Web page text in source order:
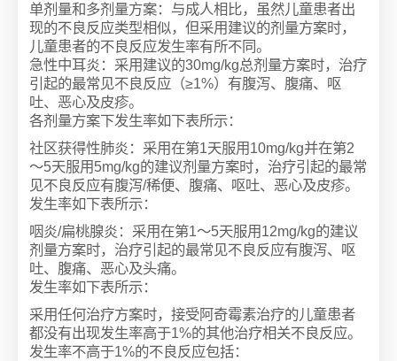
单剂量和多剂量方案：与成人相比，虽然儿童患者出
现的不良反应类型相似，但采用建议的剂量方案时，
儿童患者的不良反应发生率有所不同。
急性中耳炎：采用建议的30mg/kg总剂量方案时，治疗
引起的最常见不良反应（≥1%）有腹泻、腹痛、呕
吐、恶心及皮疹。
各剂量方案下发生率如下表所示：
社区获得性肺炎：采用在第1天服用10mg/kg并在第2
～5天服用5mg/kg的建议剂量方案时，治疗引起的最常
见不良反应有腹泻/稀便、腹痛、呕吐、恶心及皮疹。
发生率如下表所示：
咽炎/扁桃腺炎：采用在第1～5天服用12mg/kg的建议
剂量方案时，治疗引起的最常见不良反应有腹泻、呕
吐、腹痛、恶心及头痛。
发生率如下表所示：
采用任何治疗方案时，接受阿奇霉素治疗的儿童患者
都没有出现发生率高于1%的其他治疗相关不良反应。
发生率不高于1%的不良反应包括：